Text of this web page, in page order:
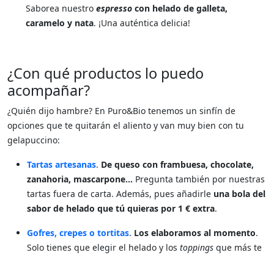
Saborea nuestro espresso con helado de galleta,
caramelo y nata. ¡Una auténtica delicia!
¿Con qué productos lo puedo
acompañar?
¿Quién dijo hambre? En Puro&Bio tenemos un sinfín de
opciones que te quitarán el aliento y van muy bien con tu
gelapuccino:
Tartas artesanas. De queso con frambuesa, chocolate,
zanahoria, mascarpone… Pregunta también por nuestras
tartas fuera de carta. Además, pues añadirle una bola del
sabor de helado que tú quieras por 1 € extra.
Gofres, crepes o tortitas. Los elaboramos al momento.
Solo tienes que elegir el helado y los toppings que más te